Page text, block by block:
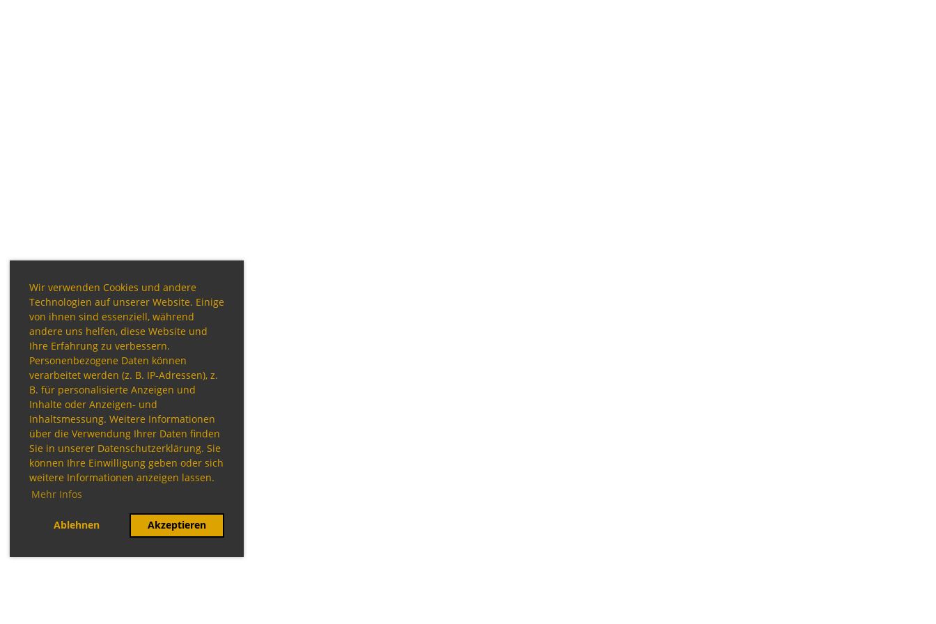
Wir verwenden Cookies und andere
Technologien auf unserer Website. Einige
von ihnen sind essenziell, während
andere uns helfen, diese Website und
Ihre Erfahrung zu verbessern.
Personenbezogene Daten können
verarbeitet werden (z. B. IP-Adressen), z.
B. für personalisierte Anzeigen und
Inhalte oder Anzeigen- und
Inhaltsmessung. Weitere Informationen
über die Verwendung Ihrer Daten finden
Sie in unserer Datenschutzerklärung. Sie
können Ihre Einwilligung geben oder sich
weitere Informationen anzeigen lassen.
Mehr Infos
Ablehnen Akzeptieren